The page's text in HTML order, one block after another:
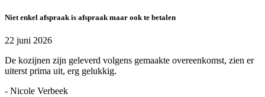
Niet enkel afspraak is afspraak maar ook te betalen
22 juni 2026
De kozijnen zijn geleverd volgens gemaakte overeenkomst, zien er
uiterst prima uit, erg gelukkig.
- Nicole Verbeek